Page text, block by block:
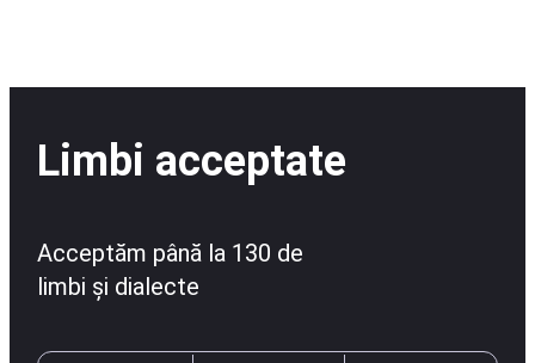
Limbi acceptate
Acceptăm până la 130 de
limbi și dialecte